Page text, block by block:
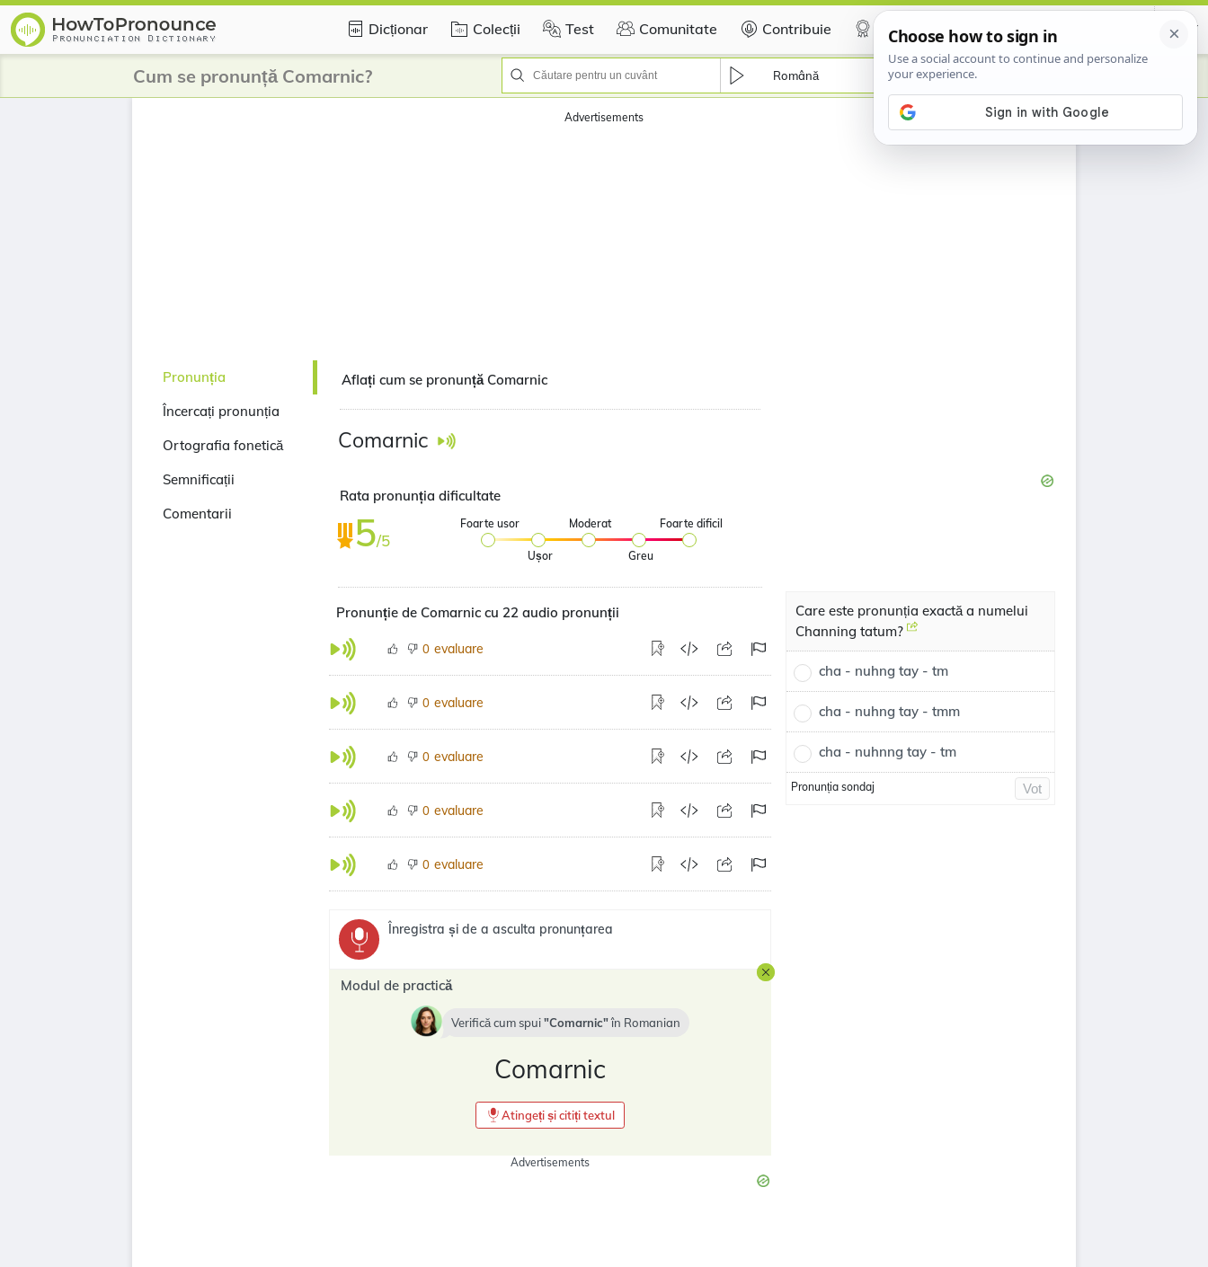
Dicționar Colecții Test Comunitate Contribuie Certificate
Cum se pronunță Comarnic? Română
Advertisements
Pronunția
Încercați pronunția
Ortografia fonetică
Semnificații
Comentarii
Aflați cum se pronunță Comarnic
Comarnic
Rata pronunția dificultate
5/5
Foarte usor
Ușor
Moderat
Greu
Foarte dificil
Pronunție de Comarnic cu 22 audio pronunții
0 evaluare
0 evaluare
0 evaluare
0 evaluare
0 evaluare
Înregistra și de a asculta pronunțarea
Modul de practică
Verifică cum spui Comarnic în Romanian
Comarnic
Atingeți și citiți textul
Advertisements
Care este pronunția exactă a numelui
Channing tatum?
cha - nuhng tay - tm
cha - nuhng tay - tmm
cha - nuhnng tay - tm
Pronunția sondaj Vot